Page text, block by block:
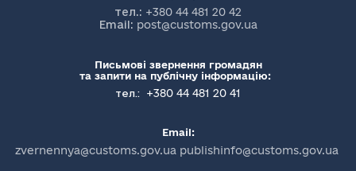
тел.: +380 44 481 20 42
Email: post@customs.gov.ua
Письмові звернення громадян
та запити на публічну інформацію:
тел.:
+380 44 481 20 41
Email:
zvernennya@customs.gov.ua publishinfo@customs.gov.ua